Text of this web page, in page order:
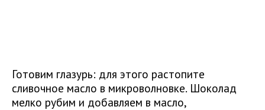
Готовим глазурь: для этого растопите
сливочное масло в микроволновке. Шоколад
мелко рубим и добавляем в масло,